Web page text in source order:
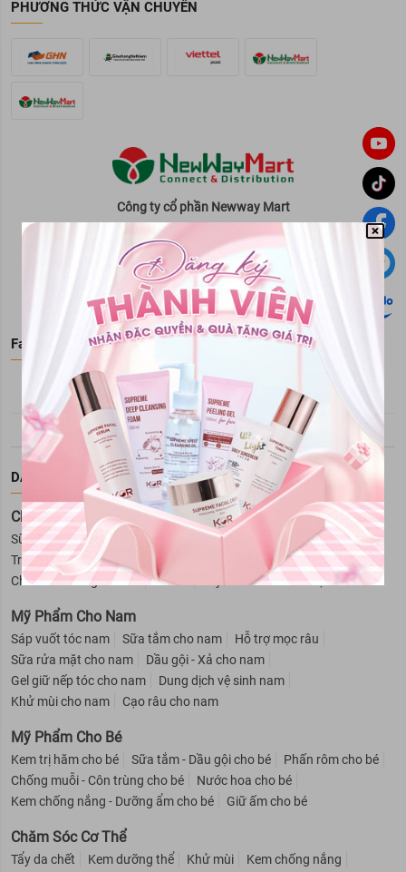
PHƯƠNG THỨC VẬN CHUYỂN
Công ty cổ phần Newway Mart
Trụ sở: Tòa nhà Newway, số 31/76 phố An
Dương, phường Hồng Hà , tp Hà Nội, Việt
Nam
Tổng đài hỗ trợ
0869 908 488
Facebook Fanpage
DANH MỤC SẢN PHẨM
Chăm Sóc Da Mặt
Sữa rửa mặt Tẩy trang Kem dưỡng da Serum
Xịt khoáng
Trị mụn
Toner
Trị nám và tàn nhang
Chăm sóc vùng da mắt
Lotion Tẩy tế bào da chết mặt
Mỹ Phẩm Cho Nam
Sáp vuốt tóc nam Sữa tắm cho nam
Hỗ trợ mọc râu
Sữa rửa mặt cho nam
Dầu gội - Xả cho nam
Gel giữ nếp tóc cho nam
Dung dịch vệ sinh nam
Khử mùi cho nam
Cạo râu cho nam
Mỹ Phẩm Cho Bé
Kem trị hăm cho bé Sữa tắm - Dầu gội cho bé
Phấn rôm cho bé
Chống muỗi - Côn trùng cho bé
Nước hoa cho bé
Kem chống nắng - Dưỡng ẩm cho bé
Giữ ấm cho bé
Chăm Sóc Cơ Thể
Tẩy da chết Kem dưỡng thể Khử mùi
Kem chống nắng